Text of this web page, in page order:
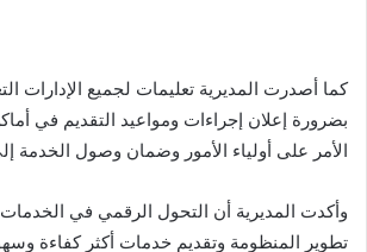
كما أصدرت المديرية تعليمات لجميع الإدارات
بضرورة إعلان إجراءات ومواعيد التقديم في
الأمر على أولياء الأمور وضمان وصول الخدمة
وأكدت المديرية أن التحول الرقمي في الخدمات
تطوير المنظومة وتقديم خدمات أكثر كفاءة